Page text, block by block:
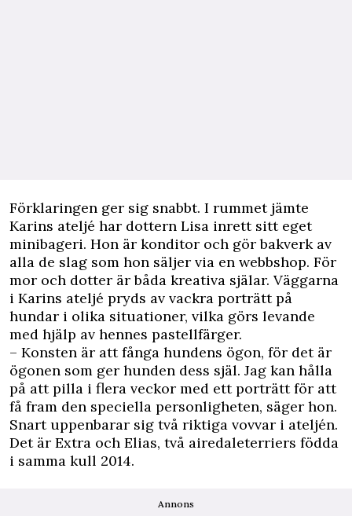
Förklaringen ger sig snabbt. I rummet jämte
Karins ateljé har dottern Lisa inrett sitt eget
minibageri. Hon är konditor och gör bakverk av
alla de slag som hon säljer via en webbshop. För
mor och dotter är båda kreativa själar. Väggarna
i Karins ateljé pryds av vackra porträtt på
hundar i olika situationer, vilka görs levande
med hjälp av hennes pastellfärger.
– Konsten är att fånga hundens ögon, för det är
ögonen som ger hunden dess själ. Jag kan hålla
på att pilla i flera veckor med ett porträtt för att
få fram den speciella personligheten, säger hon.
Snart uppenbarar sig två riktiga vovvar i ateljén.
Det är Extra och Elias, två airedaleterriers födda
i samma kull 2014.
Annons